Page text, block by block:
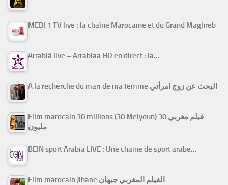
MEDI 1 TV live : la chaîne Marocaine et du Grand Maghreb
Arrabiâ live – Arrabiaa HD en direct : la…
A la recherche du mari de ma femme البحث عن زوج امرأتي
Film marocain 30 millions (30 Melyoun) فيلم مغربي 30
مليون
BEIN sport Arabia LIVE : Une chaine de sport arabe…
Film marocain Jihane الفيلم المغربي جيهان